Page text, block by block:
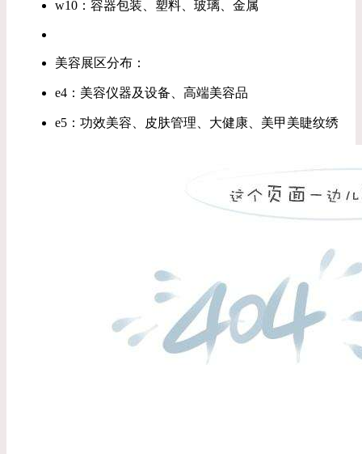
w10：容器包装、塑料、玻璃、金属
美容展区分布：
e4：美容仪器及设备、高端美容品
e5：功效美容、皮肤管理、大健康、美甲美睫纹绣